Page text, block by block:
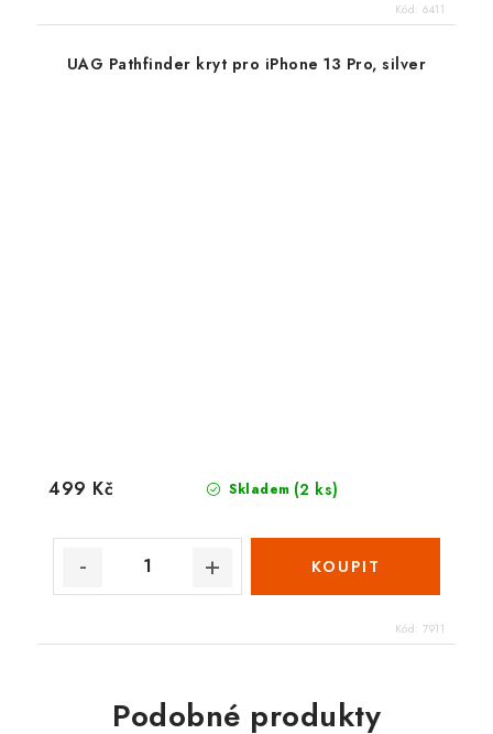
Kód: 6411
UAG Pathfinder kryt pro iPhone 13 Pro, silver
Skladem (2 ks)
499 Kč
Kód: 7911
Podobné produkty